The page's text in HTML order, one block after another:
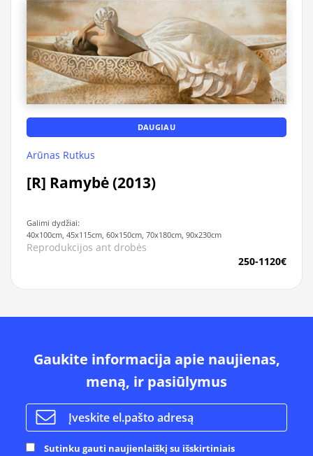
DAUGIAU
Arūnas Rutkus
[R] Ramybė (2013)
Galimi dydžiai:
40x100cm, 45x115cm, 60x150cm, 70x180cm, 90x230cm
Reprodukcijos ant drobės
250-1120€
Gaukite informacija apie naujienas,
meną, ir pasiūlymus
Sutinku gauti naujienlaiškį su išskirtiniais